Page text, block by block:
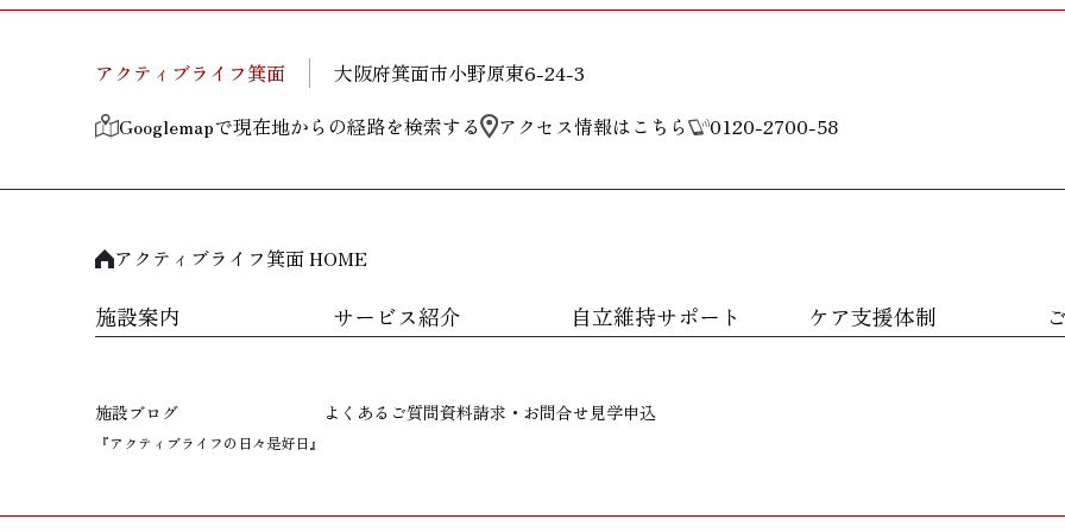
アクティブライフ箕面
大阪府箕面市小野原東6-24-3
Googlemapで現在地からの経路を検索する
アクセス情報はこちら 0120-2700-58
アクティブライフ箕面 HOME
施設案内 サービス紹介 自立維持サポート ケア支援体制
施設ブログ
『アクティブライフの日々是好日』
よくあるご質問資料請求・お問合せ見学申込